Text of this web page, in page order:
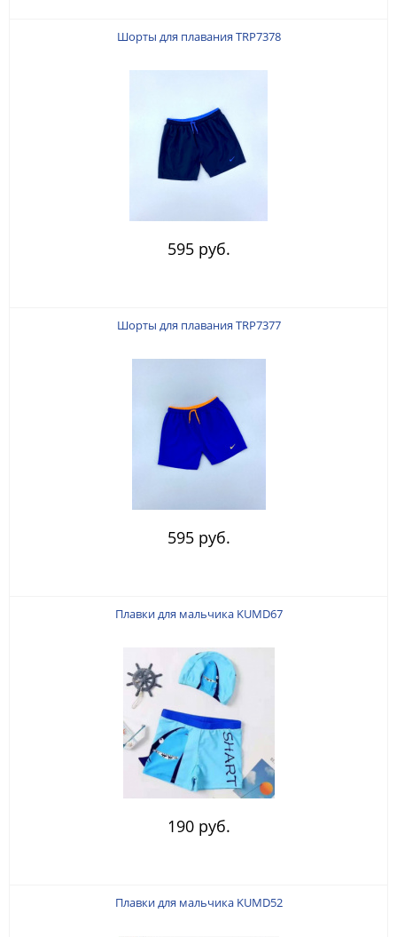
Шорты для плавания TRP7378
595 руб.
Шорты для плавания TRP7377
595 руб.
Плавки для мальчика KUMD67
190 руб.
Плавки для мальчика KUMD52